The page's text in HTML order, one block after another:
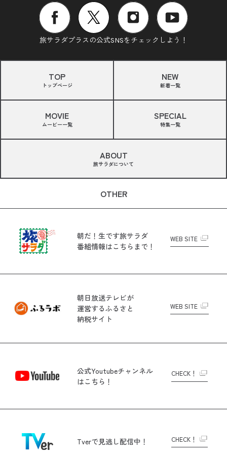
旅サラダプラスの公式SNSをチェックしよう！
TOP
トップページ
NEW
新着一覧
MOVIE
ムービー一覧
SPECIAL
特集一覧
ABOUT
旅サラダについて
OTHER
朝だ！生です旅サラダ
番組情報はこちらまで！
WEB SITE
朝日放送テレビが
運営するふるさと
納税サイト
WEB SITE
公式Youtubeチャンネル
はこちら！
CHECK！
Tverで見逃し配信中！ CHECK！